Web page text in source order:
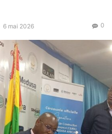
6 mai 2026 0